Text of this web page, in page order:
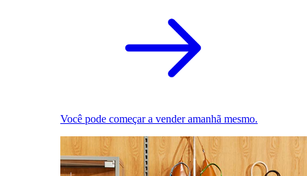
Você pode começar a vender amanhã mesmo.